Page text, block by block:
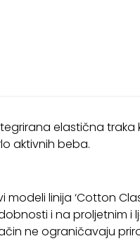
elastična traka
aktivnih beba.
modeli linija ‘Cotton
i na proljetnim i
ne ograničavaju